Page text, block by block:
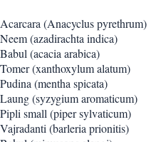
Acarcara (Anacyclus pyrethrum)
Neem (azadirachta indica)
Babul (acacia arabica)
Tomer (xanthoxylum alatum)
Pudina (mentha spicata)
Laung (syzygium aromaticum)
Pipli small (piper sylvaticum)
Vajradanti (barleria prionitis)